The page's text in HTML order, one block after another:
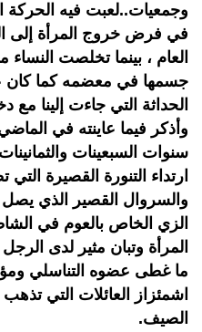
وجمعيات..لعبت فيه الحركة
في فرض خروج المرأة إلى
العام ، بينما تخلصت
جسمها في معضمه كما كان
الحداثة التي جاءت إلينا مع
وأذكر فيما عاينته في
سنوات السبعينات
ارتداء التنورة القصيرة
والسروال القصير الذي يصل
الزي الخاص بالعوم في
المرأة وتبان مثير لدى
ما غطى عضوه التناسلي
اشمئزاز العائلات التي
الصيف.